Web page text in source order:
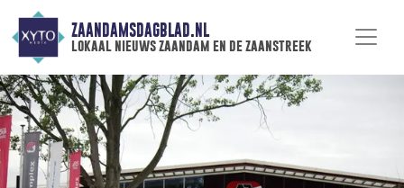
ZAANDAMSDAGBLAD.NL
lokaal nieuws zaandam en de zaanstreek